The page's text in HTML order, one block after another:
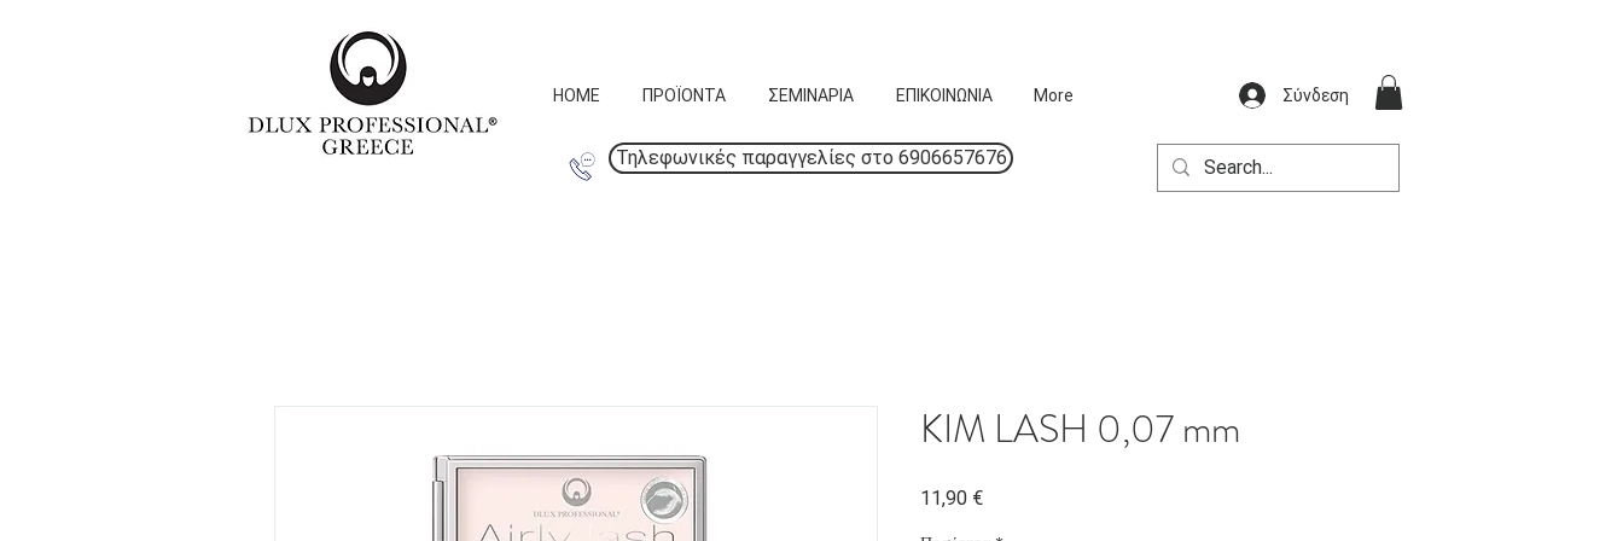
HOME ΠΡΟΪΟΝΤΑ ΣΕΜΙΝΑΡΙΑ ΕΠΙΚΟΙΝΩΝΙΑ More
Τηλεφωνικές παραγγελίες στο 6906657676
Σύνδεση
KIM LASH 0,07 mm
11,90 €Τιμή